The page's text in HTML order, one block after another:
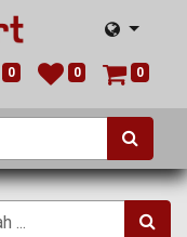
0 0 0